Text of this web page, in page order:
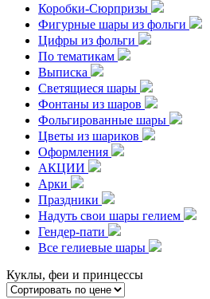
Коробки-Сюрпризы
Фигурные шары из фольги
Цифры из фольги
По тематикам
Выписка
Светящиеся шары
Фонтаны из шаров
Фольгированные шары
Цветы из шариков
Оформления
АКЦИИ
Арки
Праздники
Надуть свои шары гелием
Гендер-пати
Все гелиевые шары
Куклы, феи и принцессы